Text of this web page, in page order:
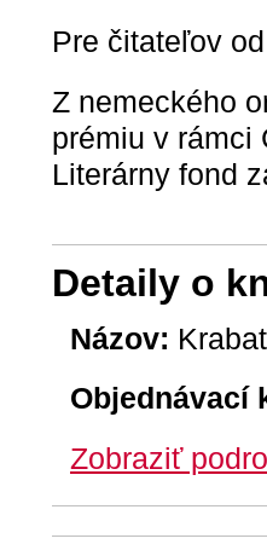
Pre čitateľov
Z nemeckého
prémiu v rámci
Literárny fond
Detaily o
Názov: Krabat
Objednávací
Zobraziť